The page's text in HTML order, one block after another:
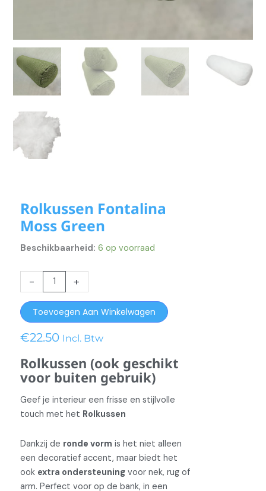
Rolkussen Fontalina
Moss Green
€22.50 Incl. Btw
Beschikbaarheid: 6 op voorraad
-
Rolkussen
Fontalina
Moss
Green
aantal
+
Toevoegen Aan Winkelwagen
Rolkussen (ook geschikt
voor buiten gebruik)
Geef je interieur een frisse en stijlvolle
touch met het Rolkussen
Dankzij de ronde vorm is het niet alleen
een decoratief accent, maar biedt het
ook extra ondersteuning voor nek, rug of
arm. Perfect voor op de bank, in een